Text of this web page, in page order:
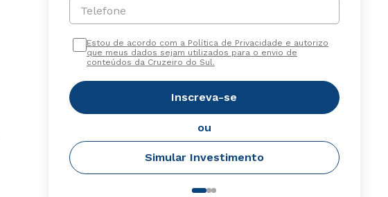
Telefone
Estou de acordo com a Política de Privacidade e autorizo
que meus dados sejam utilizados para o envio de
conteúdos da Cruzeiro do Sul.
Inscreva-se
ou
Simular Investimento